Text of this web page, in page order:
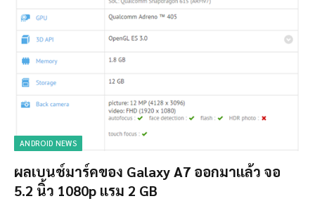
ANDROID NEWS
ผลเบนช์มาร์คของ Galaxy A7 ออกมาแล้ว จอ
5.2 นิ้ว 1080p แรม 2 GB